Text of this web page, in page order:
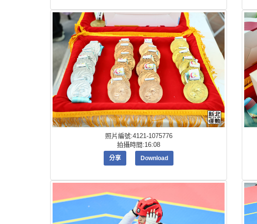
照片編號:4121-1075776
拍攝時間:16:08
分享 Download